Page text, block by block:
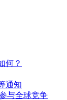
何？
通知
与全球竞争